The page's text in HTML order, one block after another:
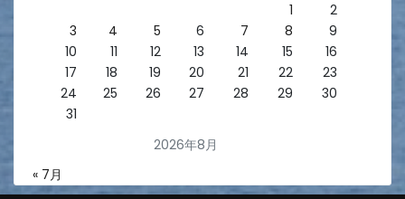
2026年8月
1
2
3
4 5 6 7 8
9
10
11 12 13 14 15
16
17
18 19 20 21 22
23
24
25 26 27 28 29
30
31
« 7月